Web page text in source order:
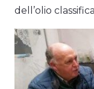
dell’olio